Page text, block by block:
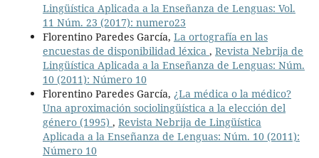
Lingüística Aplicada a la Enseñanza de Lenguas: Vol.
11 Núm. 23 (2017): numero23
Florentino Paredes García, La ortografía en las
encuestas de disponibilidad léxica , Revista Nebrija de
Lingüística Aplicada a la Enseñanza de Lenguas: Núm.
10 (2011): Número 10
Florentino Paredes García, ¿La médica o la médico?
Una aproximación sociolingüística a la elección del
género (1995) , Revista Nebrija de Lingüística
Aplicada a la Enseñanza de Lenguas: Núm. 10 (2011):
Número 10